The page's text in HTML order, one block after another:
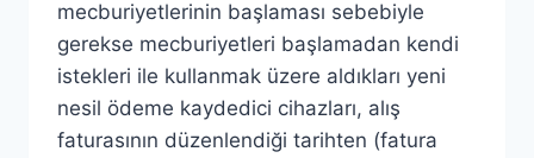
mecburiyetlerinin başlaması sebebiyle
gerekse mecburiyetleri başlamadan kendi
istekleri ile kullanmak üzere aldıkları yeni
nesil ödeme kaydedici cihazları, alış
faturasının düzenlendiği tarihten (fatura